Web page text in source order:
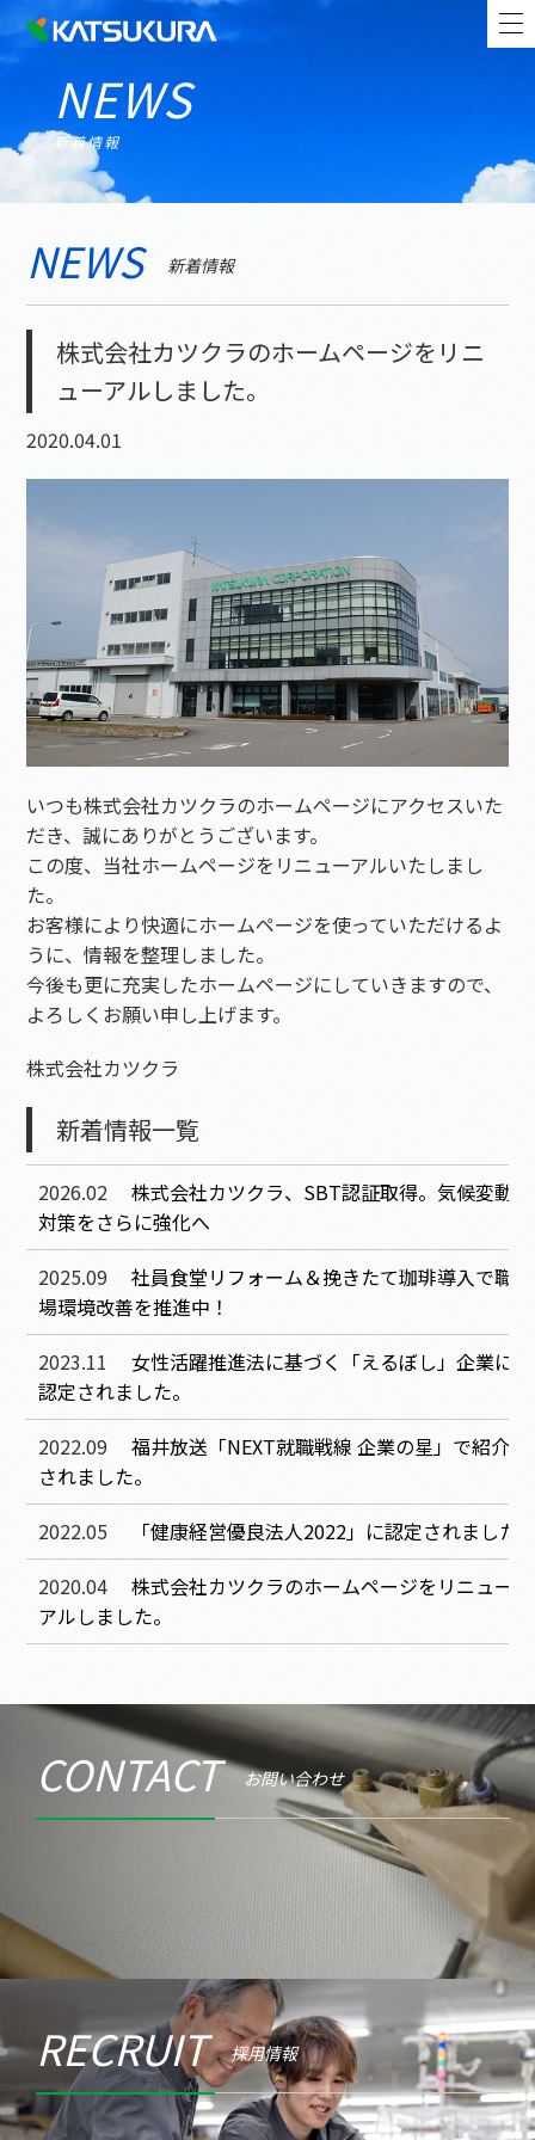
NEWS
新着情報
NEWS 新着情報
株式会社カツクラのホームページをリニ
ューアルしました。
2020.04.01
いつも株式会社カツクラのホームページにアクセスいた
だき、誠にありがとうございます。
この度、当社ホームページをリニューアルいたしまし
た。
お客様により快適にホームページを使っていただけるよ
うに、情報を整理しました。
今後も更に充実したホームページにしていきますので、
よろしくお願い申し上げます。
株式会社カツクラ
新着情報一覧
2026.02
株式会社カツクラ、SBT認証取得。気候変動
対策をさらに強化へ
2025.09
社員食堂リフォーム＆挽きたて珈琲導入で職
場環境改善を推進中！
2023.11
女性活躍推進法に基づく「えるぼし」企業に
認定されました。
2022.09
福井放送「NEXT就職戦線 企業の星」で紹介
されました。
2022.05
「健康経営優良法人2022」に認定されました
2020.04
株式会社カツクラのホームページをリニュー
アルしました。
CONTACT お問い合わせ
RECRUIT 採用情報